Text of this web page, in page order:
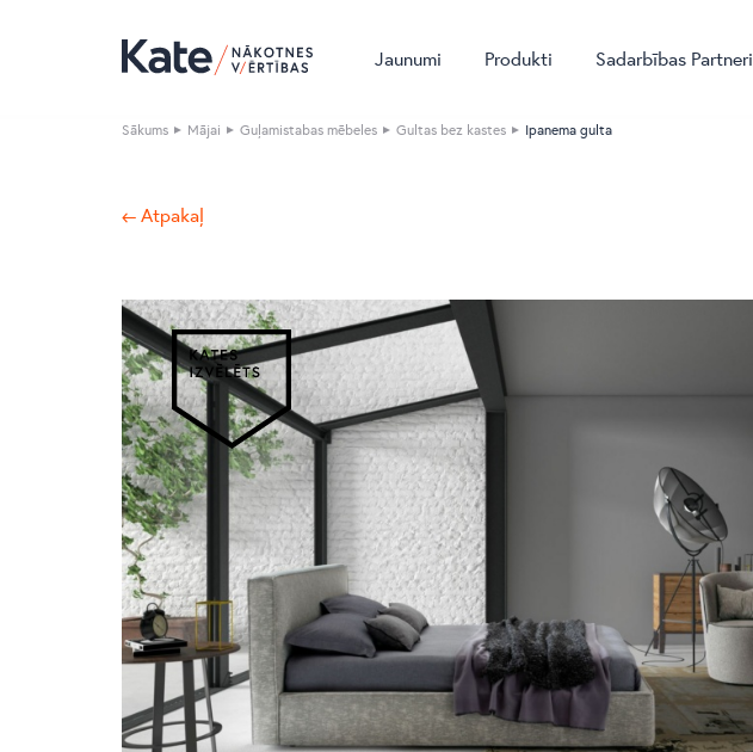
Jaunumi Produkti Sadarbības Partneri
Sākums Mājai Guļamistabas mēbeles Gultas bez kastes Ipanema gulta
← Atpakaļ